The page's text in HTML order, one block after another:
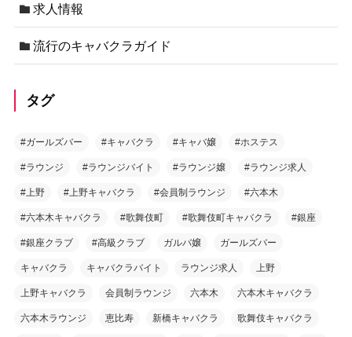
求人情報
流行のキャバクラガイド
タグ
#ガールズバー #キャバクラ #キャバ嬢 #ホステス
#ラウンジ #ラウンジバイト #ラウンジ嬢 #ラウンジ求人
#上野 #上野キャバクラ #会員制ラウンジ #六本木
#六本木キャバクラ #歌舞伎町 #歌舞伎町キャバクラ #銀座
#銀座クラブ #高級クラブ ガルバ嬢 ガールズバー
キャバクラ キャバクラバイト ラウンジ求人 上野
上野キャバクラ 会員制ラウンジ 六本木 六本木キャバクラ
六本木ラウンジ 恵比寿 新橋キャバクラ 歌舞伎キャバクラ